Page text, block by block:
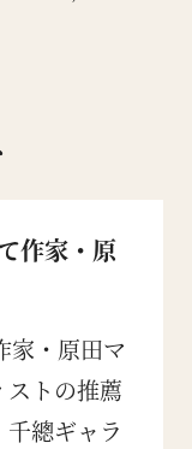
作家・原
家・原田マ
トの推薦
總ギャラ